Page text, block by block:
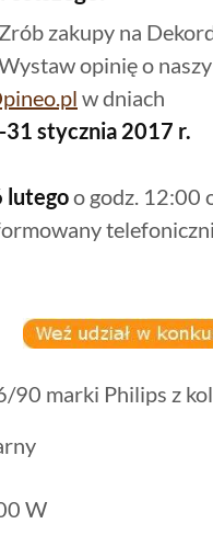
zakupy na
opinię o
w dniach
31 stycznia 2017 r.
lutegoo godz. 12:00
90 marki Philips z
W